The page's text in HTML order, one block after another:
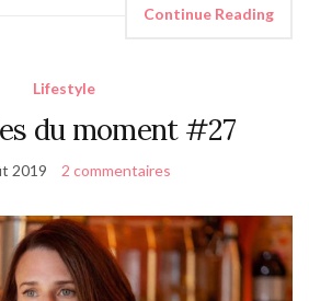
Continue Reading
Lifestyle
du moment #27
2019 2 commentaires